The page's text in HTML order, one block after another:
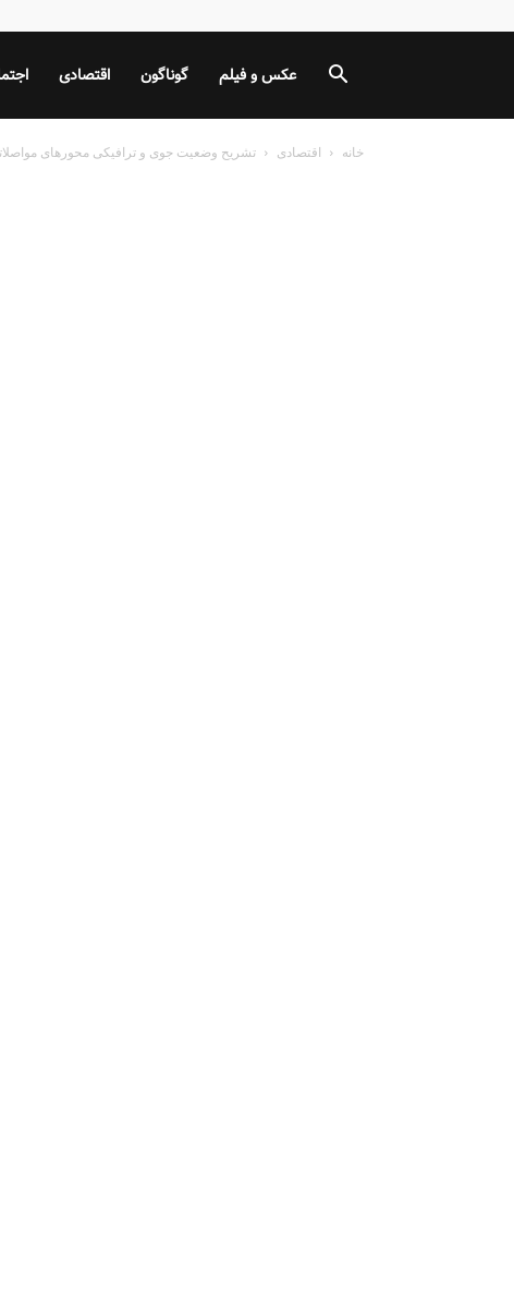
اقتصادی گوناگون عکس و فیلم
خانه اقتصادی تشریح وضعیت جوی و ترافیکی محورهای